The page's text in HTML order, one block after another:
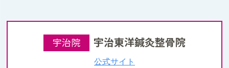
宇治院 宇治東洋鍼灸整骨院
公式サイト